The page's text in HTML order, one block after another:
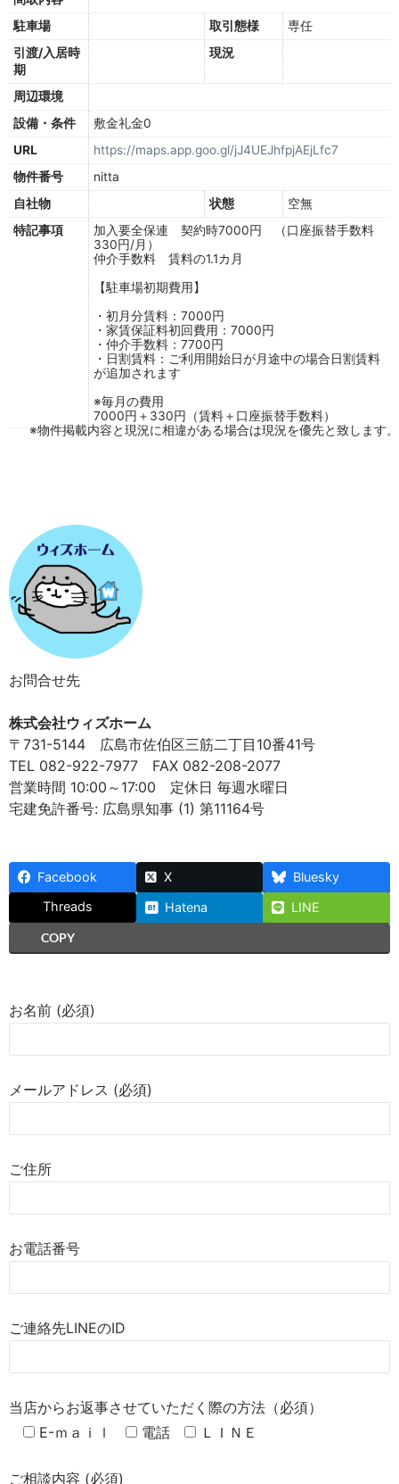
駐車場
取引態様
専任
引渡/入居時
期
現況
周辺環境
設備・条件
敷金礼金0
URL
https://maps.app.goo.gl/jJ4UEJhfpjAEjLfc7
物件番号
nitta
自社物
状態
空無
特記事項
加入要全保連 契約時7000円 （口座振替手数料
330円/月）
仲介手数料 賃料の1.1カ月
【駐車場初期費用】
・初月分賃料：7000円
・家賃保証料初回費用：7000円
・仲介手数料：7700円
・日割賃料：ご利用開始日が月途中の場合日割賃料
が追加されます
※毎月の費用
7000円＋330円（賃料＋口座振替手数料）
※物件掲載内容と現況に相違がある場合は現況を優先と致します。
お問合せ先
株式会社ウィズホーム
〒731-5144 広島市佐伯区三筋二丁目10番41号
TEL 082-922-7977 FAX 082-208-2077
営業時間 10:00～17:00 定休日 毎週水曜日
宅建免許番号: 広島県知事 (1) 第11164号
Facebook X
Bluesky
Threads
Hatena
LINE
COPY
お名前 (必須)
メールアドレス (必須)
ご住所
お電話番号
ご連絡先LINEのID
当店からお返事させていただく際の方法（必須）
E-ｍａｉｌ
電話 ＬＩＮＥ
ご相談内容 (必須)